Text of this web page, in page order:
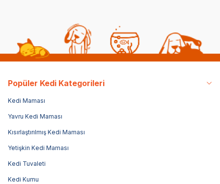
Popüler Kedi Kategorileri
Kedi Maması
Yavru Kedi Maması
Kısırlaştırılmış Kedi Maması
Yetişkin Kedi Maması
Kedi Tuvaleti
Kedi Kumu